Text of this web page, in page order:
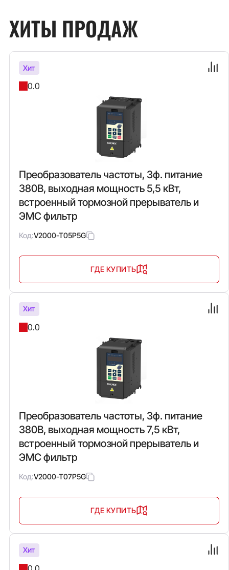
ХИТЫ ПРОДАЖ
Хит
0.0
Преобразователь частоты, 3ф. питание
380В, выходная мощность 5,5 кВт,
встроенный тормозной прерыватель и
ЭМС фильтр
Код:V2000-T05P5G
ГДЕ КУПИТЬ
Хит
0.0
Преобразователь частоты, 3ф. питание
380В, выходная мощность 7,5 кВт,
встроенный тормозной прерыватель и
ЭМС фильтр
Код:V2000-T07P5G
ГДЕ КУПИТЬ
Хит